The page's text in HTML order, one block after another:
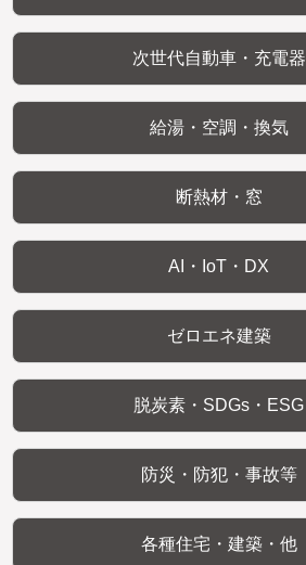
次世代自動車・充電器
給湯・空調・換気
断熱材・窓
AI・IoT・DX
ゼロエネ建築
脱炭素・SDGs・ESG
防災・防犯・事故等
各種住宅・建築・他